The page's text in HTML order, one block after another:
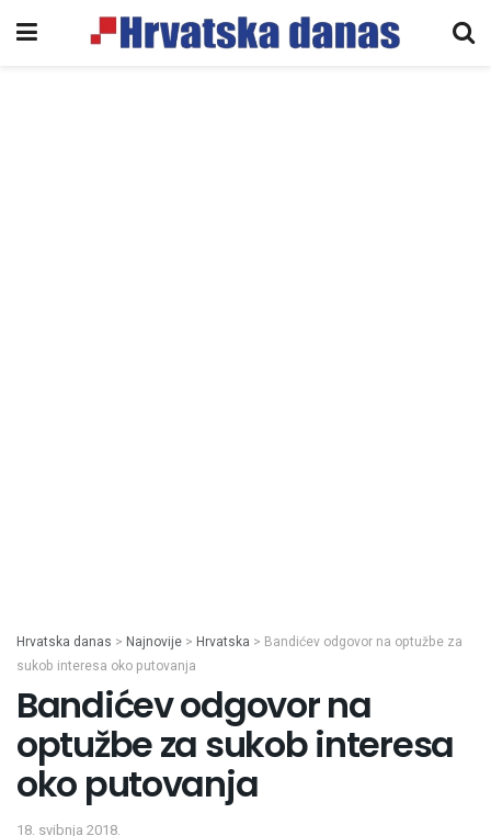
Hrvatska danas > Najnovije > Hrvatska > Bandićev odgovor na optužbe za
sukob interesa oko putovanja
Bandićev odgovor na
optužbe za sukob interesa
oko putovanja
18. svibnja 2018.